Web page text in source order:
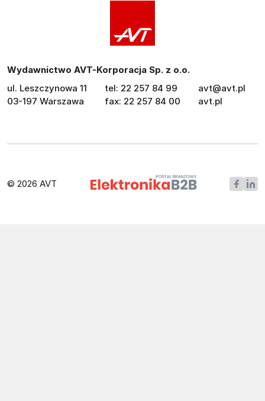
Wydawnictwo AVT-Korporacja Sp. z o.o.
ul. Leszczynowa 11
03-197 Warszawa
tel: 22 257 84 99
fax: 22 257 84 00
avt@avt.pl
avt.pl
© 2026 AVT